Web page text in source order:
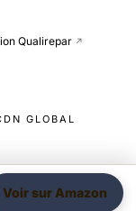
Voir sur Amazon
Qualirepar ↗
GLOBAL